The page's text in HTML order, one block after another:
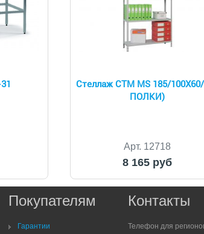
Стеллаж СТМ MS 185/
ПОЛКИ)
Арт. 12718
8 165 руб
Покупателям
Гарантии
Контакты
Телефон для